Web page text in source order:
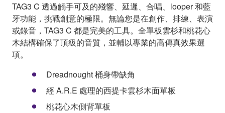
TAG3 C 透過觸手可及的殘響、延遲、合唱、looper 和藍
牙功能，挑戰創意的極限。無論您是在創作、排練、表演
或錄音，TAG3 C 都是完美的工具。全單板雲杉和桃花心
木結構確保了頂級的音質，並輔以專業的高傳真效果選
項。
Dreadnought 桶身帶缺角
經 A.R.E 處理的西提卡雲杉木面單板
桃花心木側背單板